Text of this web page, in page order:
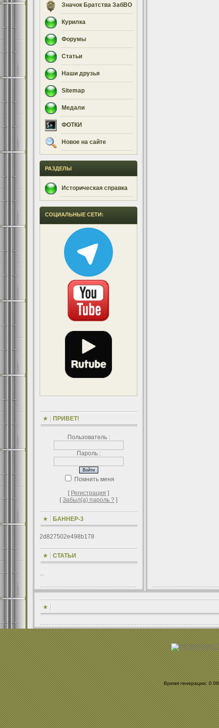
Значок Братства ЗабВО
Курилка
Форумы
Статьи
Наши друзья
Sitemap
Медали
ФОТКИ
Новое на сайте
РАЗДЕЛЫ
Историческая справка
СОЦИАЛЬНЫЕ СЕТИ:
ПРИВЕТ!
Пользователь :
Пароль :
Помнить меня
[ Регистрация ]
[Забыл(а) пароль ? ]
БАННЕР-3
2d827502e498b178
СТАТЬИ
...
Время генерации: